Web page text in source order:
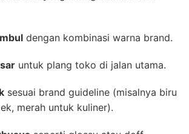
dengan kombinasi warna brand.
untuk plang toko di jalan utama.
sesuai brand guideline (misalnya biru
merah untuk kuliner).